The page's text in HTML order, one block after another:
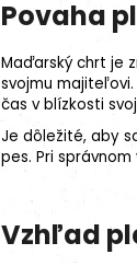
Povaha
Maďarský chrt je
svojmu
čas v blízkosti
Je dôležité, aby
pes. Pri
Vzhľad